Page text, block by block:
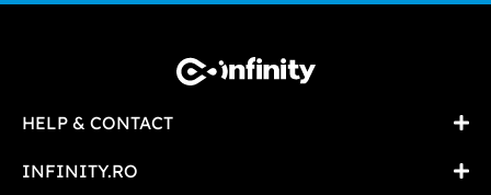
HELP & CONTACT
INFINITY.RO